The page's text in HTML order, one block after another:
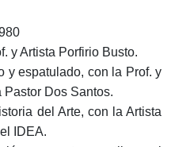
y Artista Porfirio Busto.
y espatulado, con la Prof. y
Dos Santos.
del Arte, con la Artista
IDEA.